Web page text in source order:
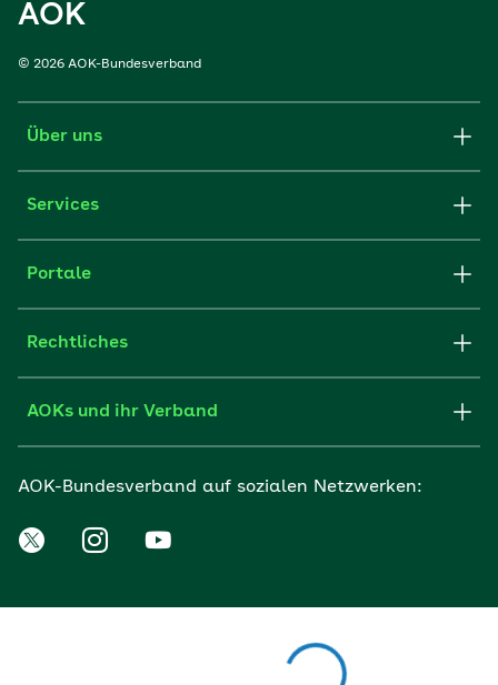
AOK
© 2026 AOK-Bundesverband
Über uns
Services
Portale
Rechtliches
AOKs und ihr Verband
AOK-Bundesverband auf sozialen Netzwerken: